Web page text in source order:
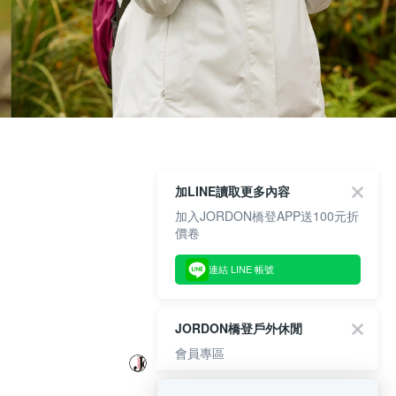
加LINE讀取更多內容
加入JORDON橋登APP送100元折
價卷
連結 LINE 帳號
JORDON橋登戶外休閒
會員專區